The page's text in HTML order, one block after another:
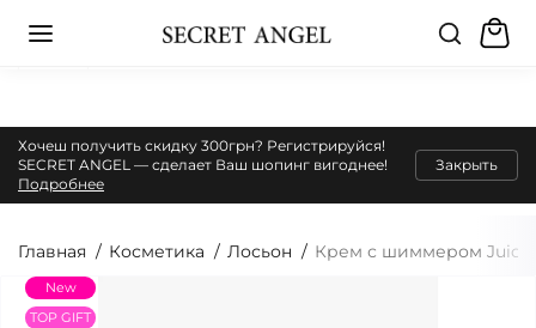
Хочеш получить скидку 300грн? Регистрируйся!
SECRET ANGEL — сделает Ваш шопинг вигоднее!
Подробнее
Закрыть
Главная Косметика Лосьон Крем с шиммером Juicy
New
TOP GIFT